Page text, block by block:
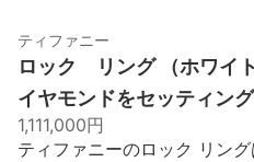
ティファニー
ロック リング （ホワイ
イヤモンドをセッティング
1,111,000円
ティファニーのロック リン